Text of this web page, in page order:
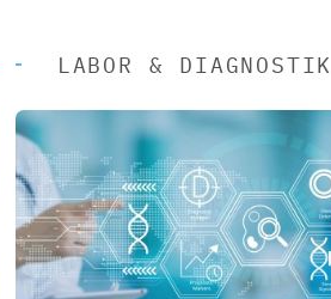
LABOR & DIAGNOSTIK